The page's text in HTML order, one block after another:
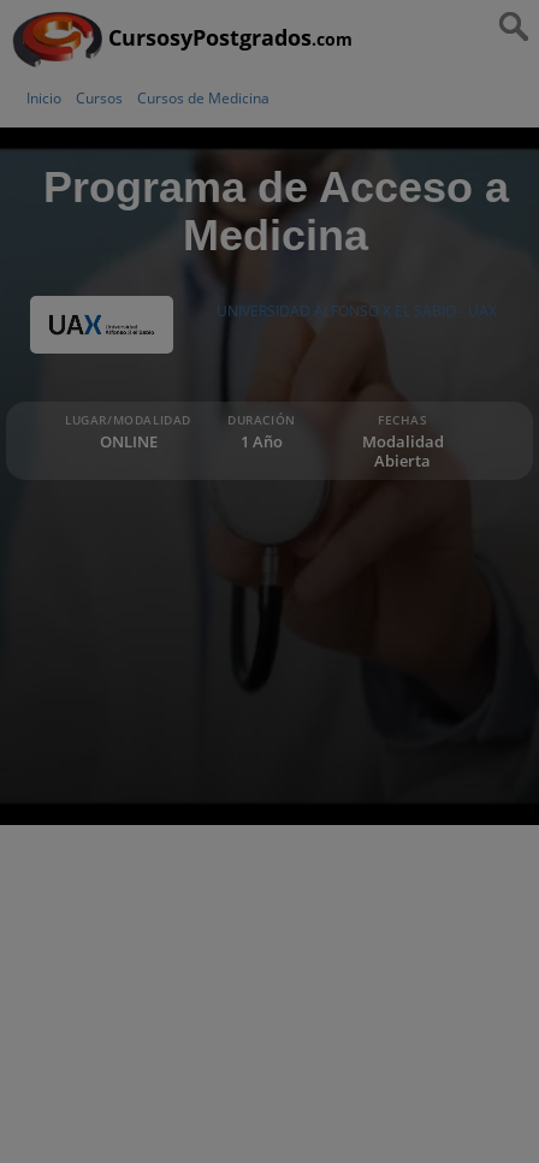
CursosyPostgrados.com
Inicio Cursos Cursos de Medicina
Programa de Acceso a
Medicina
UNIVERSIDAD ALFONSO X EL SABIO - UAX
LUGAR/MODALIDAD
ONLINE
DURACIÓN
1 Año
FECHAS
Modalidad
Abierta